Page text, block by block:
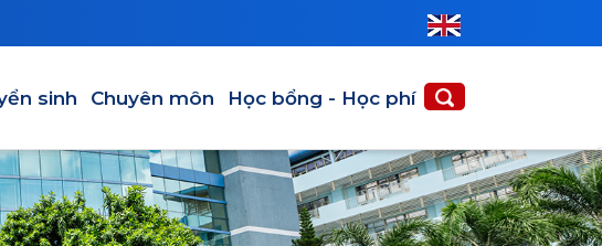
sinh Chuyên môn Học bổng - Học phí